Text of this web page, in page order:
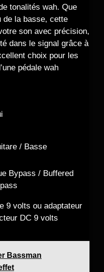
tonalités wah. Que
de la basse, cette
son avec précision,
dans le signal grâce à
choix pour les
pédale wah
/ Basse
Bypass / Buffered
9 volts ou adaptateur
DC 9 volts
Bassman